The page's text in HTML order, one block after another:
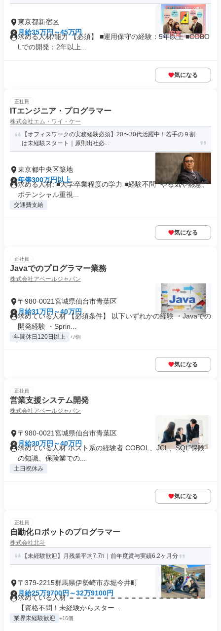
東京都新宿区
月給35万円～45万円
求める人材/能力 【必須】 ■運用保守の経験：5年以上 ■COBO
Lでの開発：2年以上...
気になる
正社員
ITエンジニア・プログラマー
株式会社エム・ワイ・ケー
【オフィスワークの実務経験必須】20〜30代活躍中！若手の９割
は未経験スタート｜原則出社必...
東京都中央区築地
年俸300万円以上
求める人材: ■大学卒業程度の学力 ■経験不問 *やる気や熱意、
ポテンシャル重視...
交通費支給
気になる
正社員
Javaでのプログラマー業務
株式会社アベールジャパン
〒980-0021宮城県仙台市青葉区
月給31万円～40万円
求めている人材 【必須条件】 以下いずれかの経験 ・Javaでの
開発経験 ・Sprin...
年間休日120日以上 +7個
気になる
正社員
営業支援システム開発
株式会社アベールジャパン
〒980-0021宮城県仙台市青葉区
月給30万円～40万円
求めている人材 ホスト系の経験者 COBOL、JCL、SQL 保険
の知識、保険業での...
土日祝休み
気になる
正社員
自動化ロボットのプログラマー
株式会社北斗
【未経験歓迎】月残業平均7.7h｜前年度賞与実績6.2ヶ月分
〒379-2215群馬県伊勢崎市赤堀今井町
月給25万9700円～32万9100円
求めている人材 ＝＝＝＝＝＝＝＝＝＝＝＝＝＝＝＝＝＝＝＝
【資格不問！未経験からスター...
業界未経験歓迎 +16個